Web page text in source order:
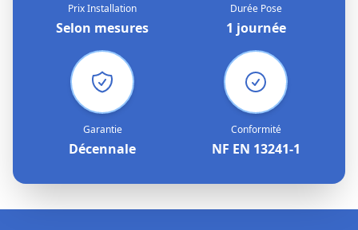
Prix Installation
Selon mesures
Durée Pose
1 journée
Garantie
Décennale
Conformité
NF EN 13241-1